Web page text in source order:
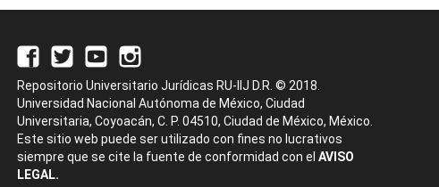
Repositorio Universitario Jurídicas RU-IIJ D.R. © 2018.
Universidad Nacional Autónoma de México, Ciudad
Universitaria, Coyoacán, C. P. 04510, Ciudad de México, México.
Este sitio web puede ser utilizado con fines no lucrativos
siempre que se cite la fuente de conformidad con el AVISO
LEGAL.